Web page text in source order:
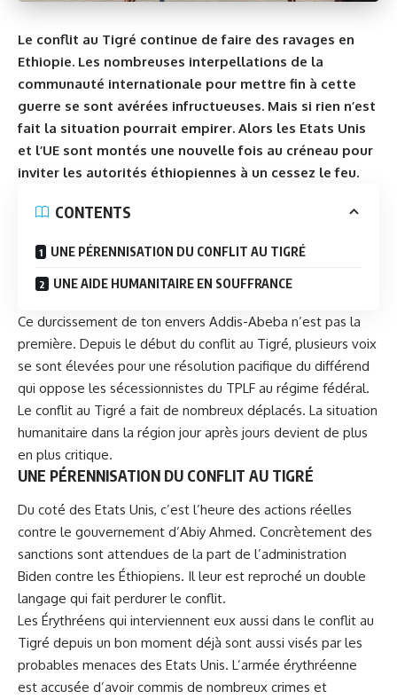
Le conflit au Tigré continue de faire des ravages en
Ethiopie. Les nombreuses interpellations de la
communauté internationale pour mettre fin à cette
guerre se sont avérées infructueuses. Mais si rien n’est
fait la situation pourrait empirer. Alors les Etats Unis
et l’UE sont montés une nouvelle fois au créneau pour
inviter les autorités éthiopiennes à un cessez le feu.
CONTENTS
UNE PÉRENNISATION DU CONFLIT AU TIGRÉ
UNE AIDE HUMANITAIRE EN SOUFFRANCE
Ce durcissement de ton envers Addis-Abeba n’est pas la
première. Depuis le début du conflit au Tigré, plusieurs voix
se sont élevées pour une résolution pacifique du différend
qui oppose les sécessionnistes du TPLF au régime fédéral.
Le conflit au Tigré a fait de nombreux déplacés. La situation
humanitaire dans la région jour après jours devient de plus
en plus critique.
UNE PÉRENNISATION DU CONFLIT AU TIGRÉ
Du coté des Etats Unis, c’est l’heure des actions réelles
contre le gouvernement d’Abiy Ahmed. Concrètement des
sanctions sont attendues de la part de l’administration
Biden contre les Éthiopiens. Il leur est reproché un double
langage qui fait perdurer le conflit.
Les Érythréens qui interviennent eux aussi dans le conflit au
Tigré depuis un bon moment déjà sont aussi visés par les
probables menaces des Etats Unis. L’armée érythréenne
est accusée d’avoir commis de nombreux crimes et